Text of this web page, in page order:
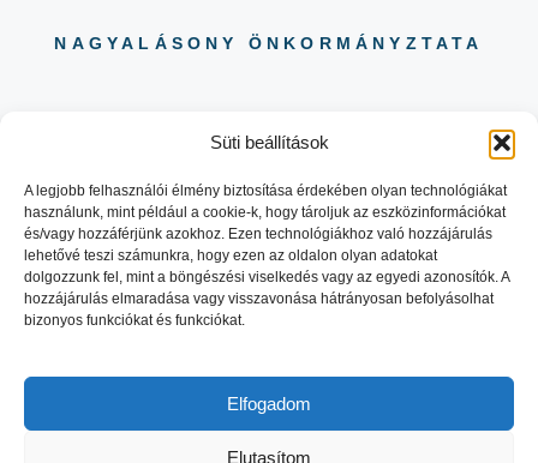
Süti beállítások
A legjobb felhasználói élmény biztosítása érdekében olyan technológiákat
használunk, mint például a cookie-k, hogy tároljuk az eszközinformációkat
és/vagy hozzáférjünk azokhoz. Ezen technológiákhoz való hozzájárulás
lehetővé teszi számunkra, hogy ezen az oldalon olyan adatokat
dolgozzunk fel, mint a böngészési viselkedés vagy az egyedi azonosítók. A
hozzájárulás elmaradása vagy visszavonása hátrányosan befolyásolhat
bizonyos funkciókat és funkciókat.
Elfogadom
Elutasítom
NAGYALÁSONY ÖNKORMÁNYZTATA
06 88 504 730
8484 NAGYALÁSONY KOSSUTH
LAJOS UTCA 29.